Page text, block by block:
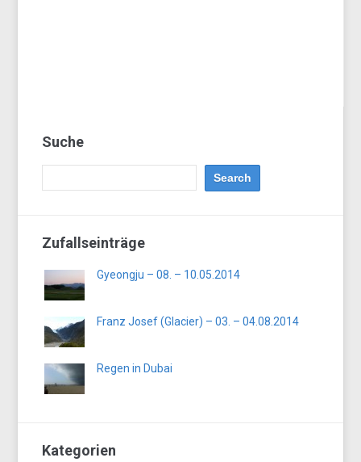
Suche
Zufallseinträge
Gyeongju – 08. – 10.05.2014
Franz Josef (Glacier) – 03. – 04.08.2014
Regen in Dubai
Kategorien